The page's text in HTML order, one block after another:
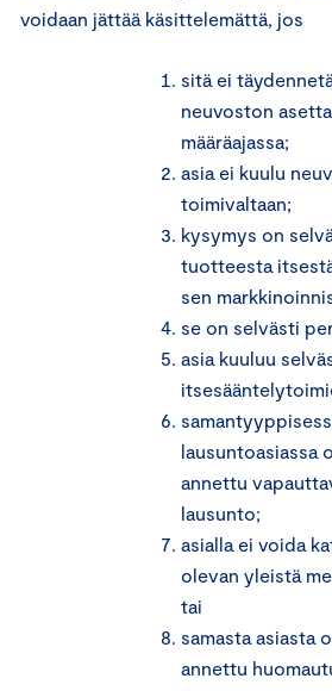
voidaan jättää käsittelemättä, jos
sitä ei
neuvoston
määräajassa;
asia ei kuulu
toimivaltaan;
kysymys on
tuotteesta
sen
se on selvästi
asia kuuluu
lausuntoasiassa
annettu
lausunto;
asialla ei voida
olevan yleistä
tai
samasta asiasta
annettu